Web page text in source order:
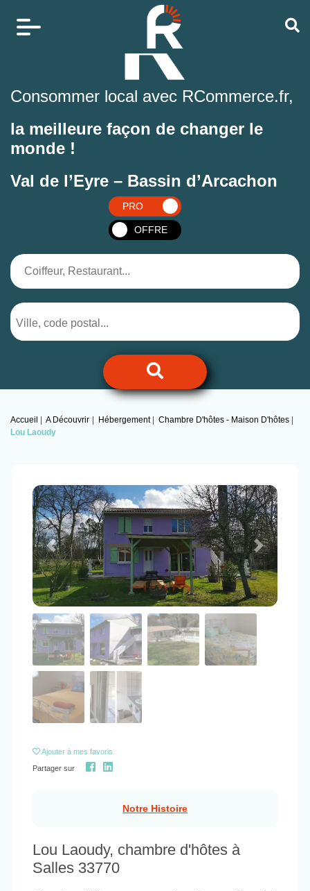
Consommer local avec RCommerce.fr,
la meilleure façon de changer le
monde !
Val de l’Eyre – Bassin d’Arcachon
PRO
OFFRE
Accueil A Découvrir Hébergement
Chambre D'hôtes - Maison D'hôtes
Lou Laoudy
Previous Next
Ajouter à mes favoris
Partager sur
Notre Histoire
Lou Laoudy, chambre d'hôtes à
Salles 33770